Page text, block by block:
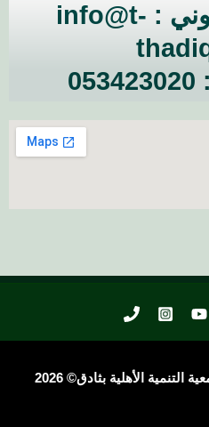
البريد الالكتروني : info@t-
الأهلية بثادق© 2026